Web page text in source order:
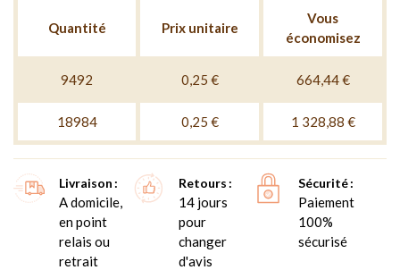
Quantité Prix unitaire
Vous
économisez
9492 0,25 € 664,44 €
18984 0,25 € 1 328,88 €
Livraison
A domicile,
en point
relais ou
retrait
Retours
14 jours
pour
changer
d'avis
Sécurité
Paiement
100%
sécurisé